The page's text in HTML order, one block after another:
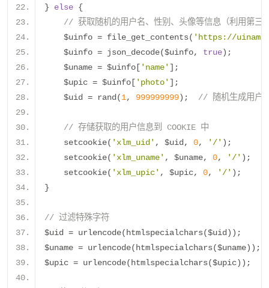
}
else {
// 获取随机的用户名、性别、头像等信息（利用第三
    $uinfo
= file_get_contents( 'https://
    $uinfo
= json_decode($uinfo, true);
    $uname
= $uinfo[ 'name' ];
    $upic
= $uinfo[ 'photo' ];
    $uid
= rand(1, 999999999); // 随机生成用户
// 存储获取的用户信息到 COOKIE 中
    setcookie
( 'xlm_uid' , $uid, 0, '/' );
    setcookie
( 'xlm_uname' , $uname, 0, '/' );
    setcookie
( 'xlm_upic' , $upic, 0, '/' );
}
// 过滤特殊字符
$uid = urlencode(htmlspecialchars($uid));
$uname = urlencode(htmlspecialchars($uname));
$upic = urlencode(htmlspecialchars($upic));